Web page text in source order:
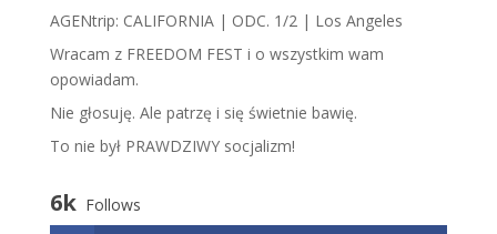
AGENtrip: CALIFORNIA | ODC. 1/2 | Los Angeles
Wracam z FREEDOM FEST i o wszystkim wam
opowiadam.
​N​ie głosuję. Ale patrzę i się świetnie bawię.
To nie był PRAWDZIWY socjalizm!
6k Follows